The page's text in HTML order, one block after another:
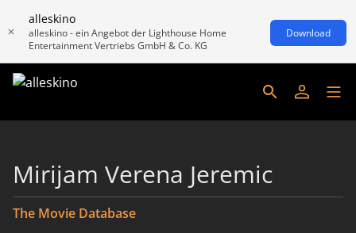
alleskino
alleskino - ein Angebot der Lighthouse Home
Entertainment Vertriebs GmbH & Co. KG
Download
Mirijam Verena Jeremic
The Movie Database